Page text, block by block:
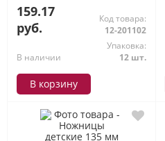
159.17
руб.
Код товара:
12-201102
В наличии
Упаковка:
12 шт.
В корзину